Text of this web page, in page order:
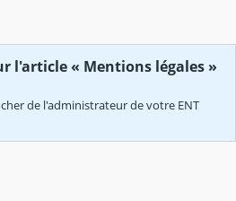
l'article « Mentions légales »
de l'administrateur de votre ENT